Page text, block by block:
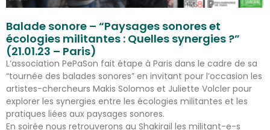
Balade sonore – “Paysages sonores et
écologies militantes : Quelles synergies ?”
(21.01.23 – Paris)
L’association PePaSon fait étape à Paris dans le cadre de sa
“tournée des balades sonores” en invitant pour l’occasion les
artistes-chercheurs Makis Solomos et Juliette Volcler pour
explorer les synergies entre les écologies militantes et les
pratiques liées aux paysages sonores.
En soirée nous retrouverons au Shakirail les militant-e-s